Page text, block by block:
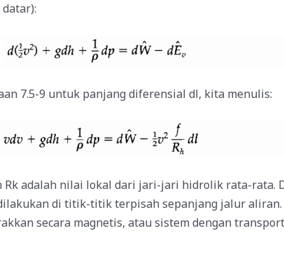
7.5-9 untuk panjang diferensial dl, kita menulis:
Rk adalah nilai lokal dari jari-jari hidrolik rata-rata.
di titik-titik terpisah sepanjang jalur
secara magnetis, atau sistem dengan